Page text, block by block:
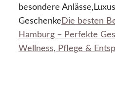
besondere
Geschenke Die besten
Hamburg – Perfekte
Wellness, Pflege &